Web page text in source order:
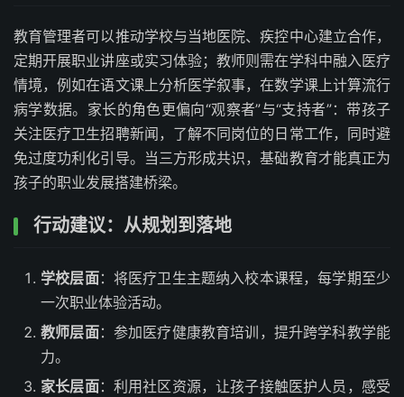
教育管理者可以推动学校与当地医院、疾控中心建立合作，
定期开展职业讲座或实习体验；教师则需在学科中融入医疗
情境，例如在语文课上分析医学叙事，在数学课上计算流行
病学数据。家长的角色更偏向“观察者”与“支持者”：带孩子
关注医疗卫生招聘新闻，了解不同岗位的日常工作，同时避
免过度功利化引导。当三方形成共识，基础教育才能真正为
孩子的职业发展搭建桥梁。
行动建议：从规划到落地
学校层面：将医疗卫生主题纳入校本课程，每学期至少
一次职业体验活动。
教师层面：参加医疗健康教育培训，提升跨学科教学能
力。
家长层面：利用社区资源，让孩子接触医护人员，感受